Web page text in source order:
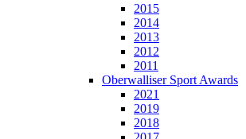
2015
2014
2013
2012
2011
Oberwalliser Sport Awards
2021
2019
2018